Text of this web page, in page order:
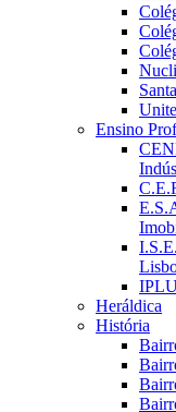
Ensino
Heráldica
História